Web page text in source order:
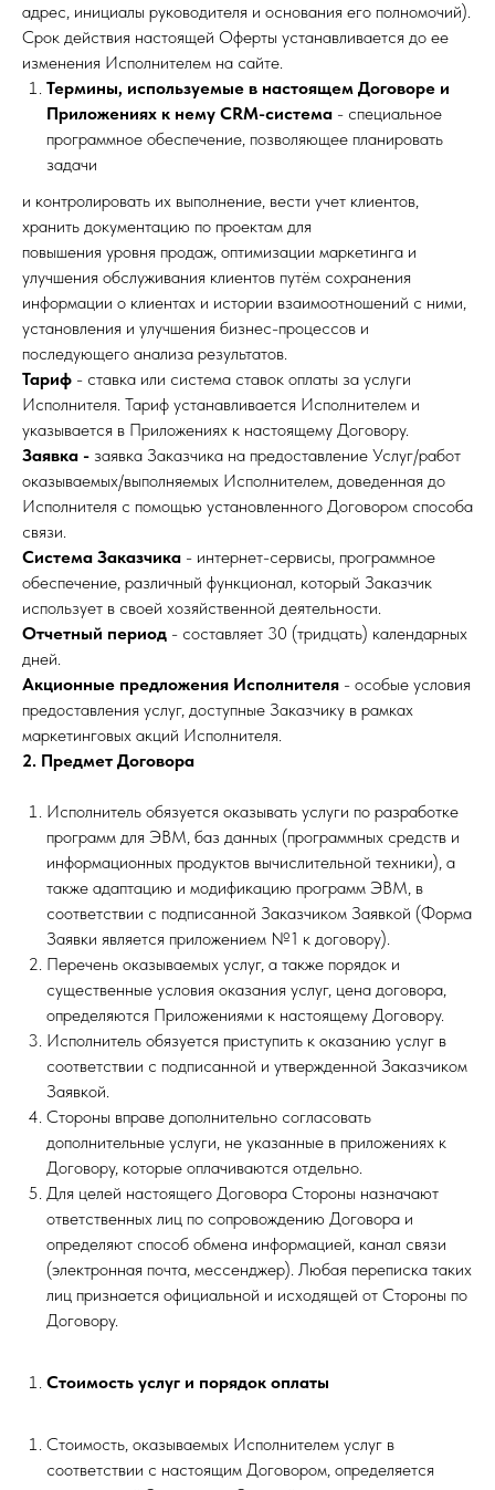
адрес, инициалы руководителя и основания его полномочий).
Срок действия настоящей Оферты устанавливается до ее
изменения Исполнителем на сайте.
Термины, используемые в настоящем Договоре и
Приложениях к нему CRM-система - специальное
программное обеспечение, позволяющее планировать
задачи
и контролировать их выполнение, вести учет клиентов,
хранить документацию по проектам для
повышения уровня продаж, оптимизации маркетинга и
улучшения обслуживания клиентов путём сохранения
информации о клиентах и истории взаимоотношений с ними,
установления и улучшения бизнес-процессов и
последующего анализа результатов.
Тариф - ставка или система ставок оплаты за услуги
Исполнителя. Тариф устанавливается Исполнителем и
указывается в Приложениях к настоящему Договору.
Заявка - заявка Заказчика на предоставление Услуг/работ
оказываемых/выполняемых Исполнителем, доведенная до
Исполнителя с помощью установленного Договором способа
связи.
Система Заказчика - интернет-сервисы, программное
обеспечение, различный функционал, который Заказчик
использует в своей хозяйственной деятельности.
Отчетный период - составляет 30 (тридцать) календарных
дней.
Акционные предложения Исполнителя - особые условия
предоставления услуг, доступные Заказчику в рамках
маркетинговых акций Исполнителя.
2. Предмет Договора
Исполнитель обязуется оказывать услуги по разработке
программ для ЭВМ, баз данных (программных средств и
информационных продуктов вычислительной техники), а
также адаптацию и модификацию программ ЭВМ, в
соответствии с подписанной Заказчиком Заявкой (Форма
Заявки является приложением №1 к договору).
Перечень оказываемых услуг, а также порядок и
существенные условия оказания услуг, цена договора,
определяются Приложениями к настоящему Договору.
Исполнитель обязуется приступить к оказанию услуг в
соответствии с подписанной и утвержденной Заказчиком
Заявкой.
Стороны вправе дополнительно согласовать
дополнительные услуги, не указанные в приложениях к
Договору, которые оплачиваются отдельно.
Для целей настоящего Договора Стороны назначают
ответственных лиц по сопровождению Договора и
определяют способ обмена информацией, канал связи
(электронная почта, мессенджер). Любая переписка таких
лиц признается официальной и исходящей от Стороны по
Договору.
Стоимость услуг и порядок оплаты
Стоимость, оказываемых Исполнителем услуг в
соответствии с настоящим Договором, определяется